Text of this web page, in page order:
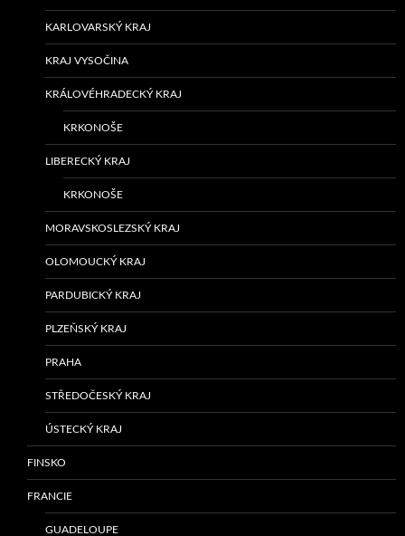
KARLOVARSKÝ KRAJ
KRAJ VYSOČINA
KRÁLOVÉHRADECKÝ KRAJ
KRKONOŠE
LIBERECKÝ KRAJ
KRKONOŠE
MORAVSKOSLEZSKÝ KRAJ
OLOMOUCKÝ KRAJ
PARDUBICKÝ KRAJ
PLZEŇSKÝ KRAJ
PRAHA
STŘEDOČESKÝ KRAJ
ÚSTECKÝ KRAJ
FINSKO
FRANCIE
GUADELOUPE